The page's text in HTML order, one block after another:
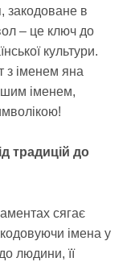
закодоване в
– це ключ до
культури.
з іменем яна
іменем,
традицій до
сягає
імена у
людини, її